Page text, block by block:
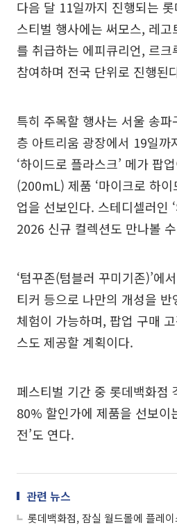
다음 달 11일까지 진행되는
스티벌 행사에는 써모스, 레
를 취급하는 에피큐리언, 르
참여하며 전국 단위로 진행된
특히 주목할 행사는 서울 송
층 아트리움 광장에서 19일까
‘하이드로 플라스크’ 메가 팝
(200mL) 제품 ‘마이크로 하이
업을 선보인다. 스테디셀러인
2026 신규 컬렉션도 만나볼
‘텀꾸존(텀블러 꾸미기존)’에
티커 등으로 나만의 개성을 반
체험이 가능하며, 팝업 구매
스도 제공할 계획이다.
페스티벌 기간 중 롯데백화점
80% 할인가에 제품을 선보이
전’도 연다.
관련 뉴스